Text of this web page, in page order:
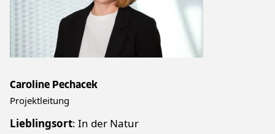
Caroline Pechacek
Projektleitung
Lieblingsort: In der Natur